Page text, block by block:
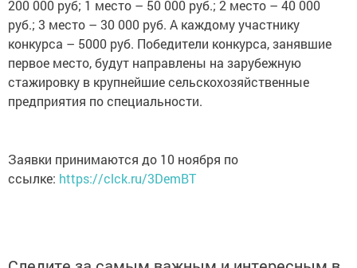
руб.; 3 место – 30 000 руб. А каждому участнику
конкурса – 5000 руб. Победители конкурса, занявшие
первое место, будут направлены на зарубежную
стажировку в крупнейшие сельскохозяйственные
предприятия по специальности.
Заявки принимаются до 10 ноября по
ссылке: https://clck.ru/3DemBT
Следите за самым важным и интересным в